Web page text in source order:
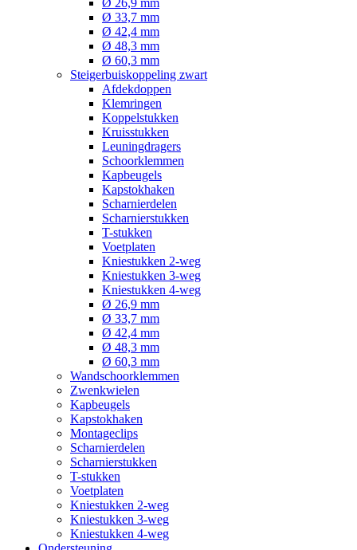
Ø 26,9 mm
Ø 33,7 mm
Ø 42,4 mm
Ø 48,3 mm
Ø 60,3 mm
Steigerbuiskoppeling zwart
Afdekdoppen
Klemringen
Koppelstukken
Kruisstukken
Leuningdragers
Schoorklemmen
Kapbeugels
Kapstokhaken
Scharnierdelen
Scharnierstukken
T-stukken
Voetplaten
Kniestukken 2-weg
Kniestukken 3-weg
Kniestukken 4-weg
Ø 26,9 mm
Ø 33,7 mm
Ø 42,4 mm
Ø 48,3 mm
Ø 60,3 mm
Wandschoorklemmen
Zwenkwielen
Kapbeugels
Kapstokhaken
Montageclips
Scharnierdelen
Scharnierstukken
T-stukken
Voetplaten
Kniestukken 2-weg
Kniestukken 3-weg
Kniestukken 4-weg